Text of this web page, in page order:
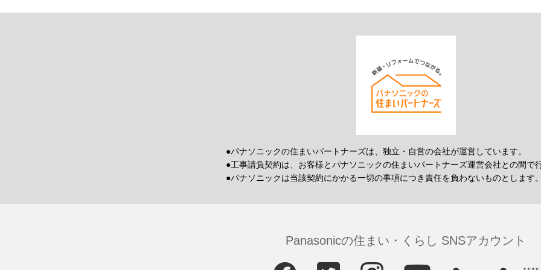
●パナソニックの住まいパートナーズは、独立・自営の会社が運営しています。
●工事請負契約は、お客様とパナソニックの住まいパートナーズ運営会社との間で
●パナソニックは当該契約にかかる一切の事項につき責任を負わないものとします。
Panasonicの住まい・くらし SNSアカウント